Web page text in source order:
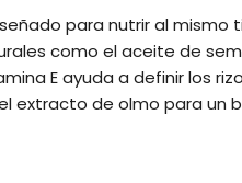
para nutrir al mismo
como el aceite de
E ayuda a definir los
extracto de olmo para un